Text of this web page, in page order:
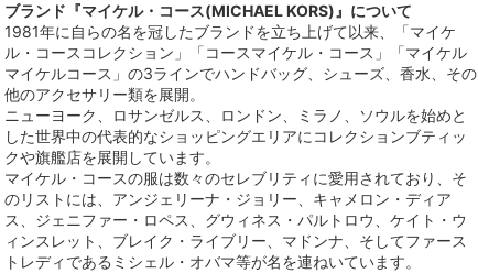
ブランド『マイケル・コース(MICHAEL KORS)』について
1981年に自らの名を冠したブランドを立ち上げて以来、「マイケ
ル・コースコレクション」「コースマイケル・コース」「マイケル
マイケルコース」の3ラインでハンドバッグ、シューズ、香水、その
他のアクセサリー類を展開。
ニューヨーク、ロサンゼルス、ロンドン、ミラノ、ソウルを始めと
した世界中の代表的なショッピングエリアにコレクションブティッ
クや旗艦店を展開しています。
マイケル・コースの服は数々のセレブリティに愛用されており、そ
のリストには、アンジェリーナ・ジョリー、キャメロン・ディア
ス、ジェニファー・ロペス、グウィネス・パルトロウ、ケイト・ウ
ィンスレット、ブレイク・ライブリー、マドンナ、そしてファース
トレディであるミシェル・オバマ等が名を連ねいています。